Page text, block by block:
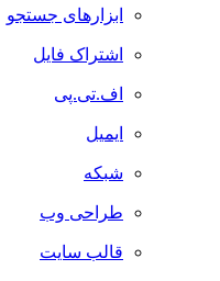
ابزارهای جستجو
اشتراک فایل
اف.تی.پی
ایمیل
شبکه
طراحی وب
قالب سایت